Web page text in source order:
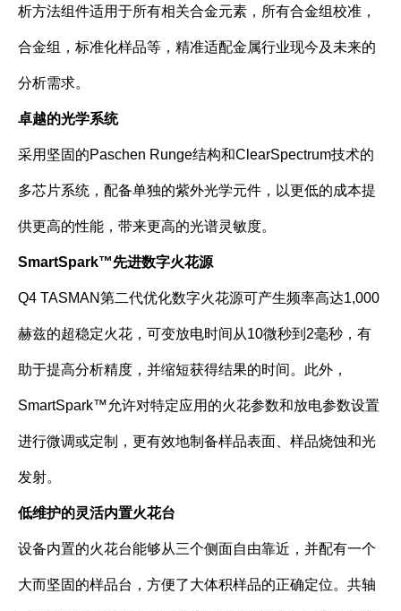
析方法组件适用于所有相关合金元素，所有合金组校准，
合金组，标准化样品等，精准适配金属行业现今及未来的
分析需求。
卓越的光学系统
采用坚固的Paschen Runge结构和ClearSpectrum技术的
多芯片系统，配备单独的紫外光学元件，以更低的成本提
供更高的性能，带来更高的光谱灵敏度。
SmartSpark™先进数字火花源
Q4 TASMAN第二代优化数字火花源可产生频率高达1,000
赫兹的超稳定火花，可变放电时间从10微秒到2毫秒，有
助于提高分析精度，并缩短获得结果的时间。此外，
SmartSpark™允许对特定应用的火花参数和放电参数设置
进行微调或定制，更有效地制备样品表面、样品烧蚀和光
发射。
低维护的灵活内置火花台
设备内置的火花台能够从三个侧面自由靠近，并配有一个
大而坚固的样品台，方便了大体积样品的正确定位。共轴